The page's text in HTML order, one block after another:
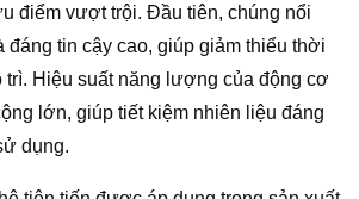
điểm vượt trội. Đầu tiên, chúng nổi
đáng tin cậy cao, giúp giảm thiểu thời
trì. Hiệu suất năng lượng của động cơ
lớn, giúp tiết kiệm nhiên liệu đáng
dụng.